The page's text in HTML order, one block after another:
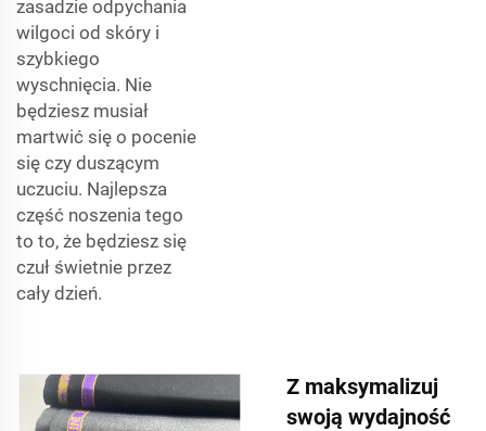
zasadzie odpychania
wilgoci od skóry i
szybkiego
wyschnięcia. Nie
będziesz musiał
martwić się o pocenie
się czy duszącym
uczuciu. Najlepsza
część noszenia tego
to to, że będziesz się
czuł świetnie przez
cały dzień.
Z maksymalizuj
swoją wydajność